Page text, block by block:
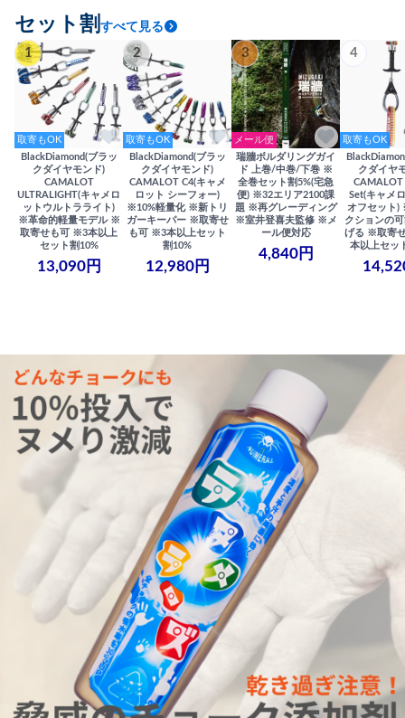
セット割 すべて見る
1
取寄もOK
BlackDiamond(ブラッ
クダイヤモンド)
CAMALOT
ULTRALIGHT(キャメロ
ットウルトラライト)
※革命的軽量モデル ※
取寄せも可 ※3本以上
セット割10%
13,090円
2
取寄もOK
BlackDiamond(ブラッ
クダイヤモンド)
CAMALOT C4(キャメ
ロット シーフォー)
※10%軽量化 ※新トリ
ガーキーパー ※取寄せ
も可 ※3本以上セット
割10%
12,980円
3
メール便
瑞牆ボルダリングガイ
ド 上巻/中巻/下巻 ※
全巻セット割5%(宅急
便) ※32エリア2100課
題 ※再グレーディング
※室井登喜夫監修 ※メ
ール便対応
4,840円
4
取寄もOK
クダイヤ
Set(キャメ
オフセット)
クションの
げる ※取寄
本以上セッ